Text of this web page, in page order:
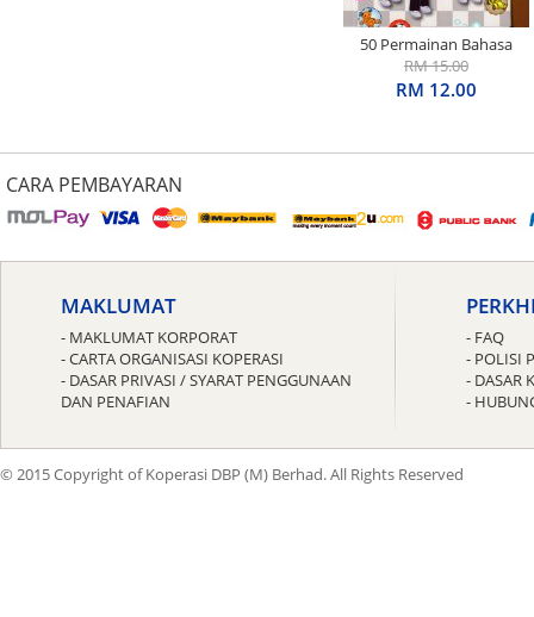
50 Permainan Bahasa
Arab: Panduan Praktikal
untuk Guru
RM 15.00
RM 12.00
CARA PEMBAYARAN
MAKLUMAT
- MAKLUMAT KORPORAT
- CARTA ORGANISASI KOPERASI
- DASAR PRIVASI / SYARAT PENGGUNAAN
DAN PENAFIAN
- FAQ
- POLISI
- DASAR
-
© 2015 Copyright of Koperasi DBP (M) Berhad. All Rights Reserved